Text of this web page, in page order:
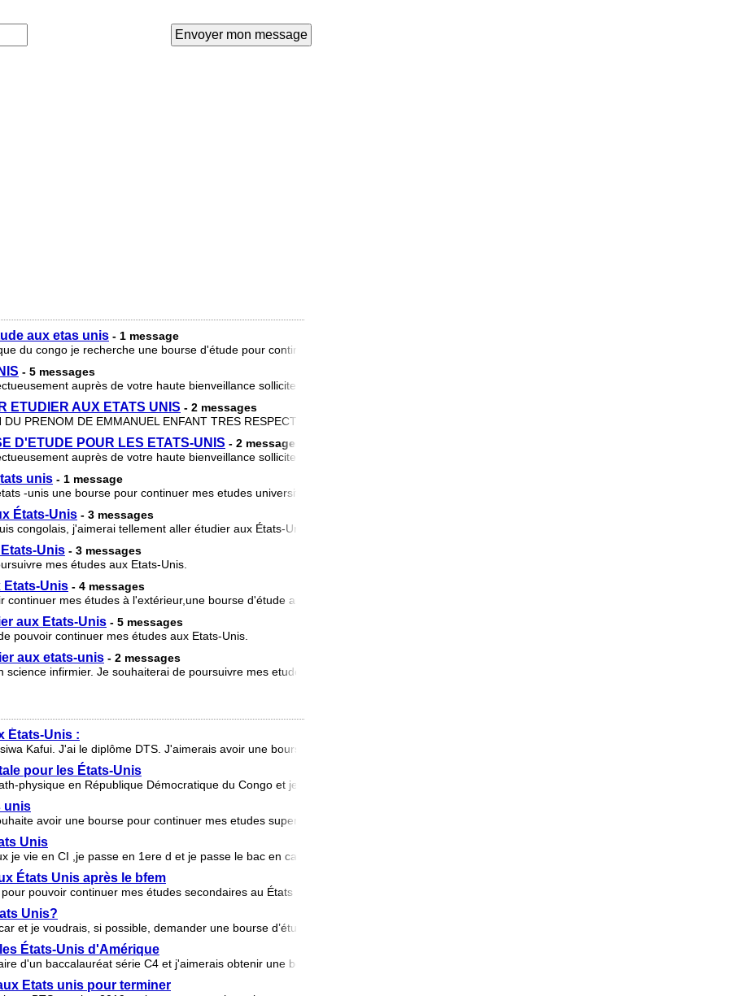
aux etas unis - 1 message
du congo je recherche une bourse d'étude pour continuer mes études économique
- 5 messages
auprès de votre haute bienveillance solliciter un bon processus pour
ETUDIER AUX ETATS UNIS - 2 messages
PRENOM DE EMMANUEL ENFANT TRES RESPECTUEUX ET STUDIEUX JE SUIS A LA RECHERCHE D'UNE B
D'ETUDE POUR LES ETATS-UNIS - 2 messages
auprès de votre haute bienveillance solliciter un bon processus pour
unis - 1 message
-unis une bourse pour continuer mes etudes universitaire alors accepte ma de
États-Unis - 3 messages
congolais, j'aimerai tellement aller étudier aux États-Unis mais les moyens fi
Unis - 3 messages
mes études aux Etats-Unis.
Etats-Unis - 4 messages
mes études à l'extérieur,une bourse d'étude au Canada ou aux Etat
aux Etats-Unis - 5 messages
pouvoir continuer mes études aux Etats-Unis.
aux etats-unis - 2 messages
infirmier. Je souhaiterai de poursuivre mes etude en science infirmier a
États-Unis :
Kafui. J'ai le diplôme DTS. J'aimerais avoir une bourse d'étude aux États-Uni
pour les États-Unis
physique en République Démocratique du Congo et je suis à la recherche d
unis
avoir une bourse pour continuer mes etudes superieur aux etats unis.aide
Unis
je vie en CI ,je passe en 1ere d et je passe le bac en candidat libre je suis u
États Unis après le bfem
pouvoir continuer mes études secondaires au États Unis .
Unis?
et je voudrais, si possible, demander une bourse d’étude gratuite aux Etats
États-Unis d'Amérique
d'un baccalauréat série C4 et j'aimerais obtenir une bourse d'étude à l'étr
Etats unis pour terminer